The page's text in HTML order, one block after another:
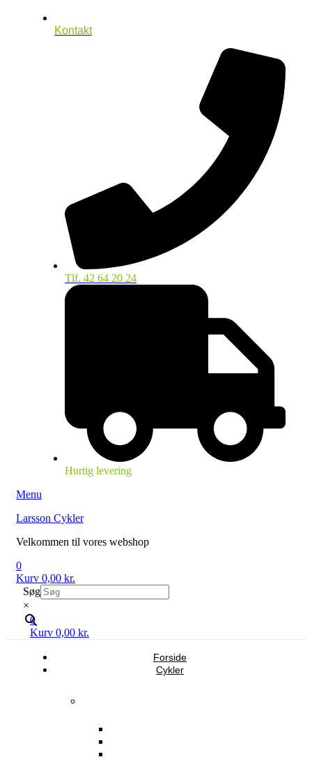
Kontakt
Tlf. 42 64 20 24
Hurtig levering
Menu
Larsson Cykler
Velkommen til vores webshop
0
Kurv 0,00 kr.
Søg
×
0
Kurv 0,00 kr.
Forside
Cykler